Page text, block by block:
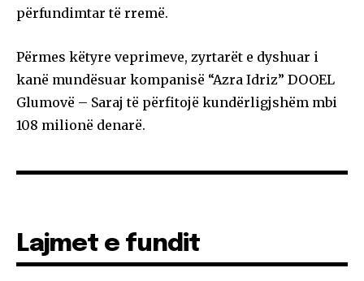
përfundimtar të rremë.
Përmes këtyre veprimeve, zyrtarët e dyshuar i
kanë mundësuar kompanisë “Azra Idriz” DOOEL
Glumovë – Saraj të përfitojë kundërligjshëm mbi
108 milionë denarë.
Lajmet e fundit